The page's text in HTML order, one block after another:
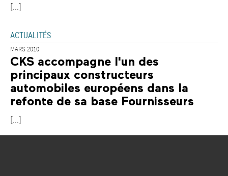
[...]
ACTUALITÉS
MARS 2010
CKS accompagne l'un des
principaux constructeurs
automobiles européens dans la
refonte de sa base Fournisseurs
[...]